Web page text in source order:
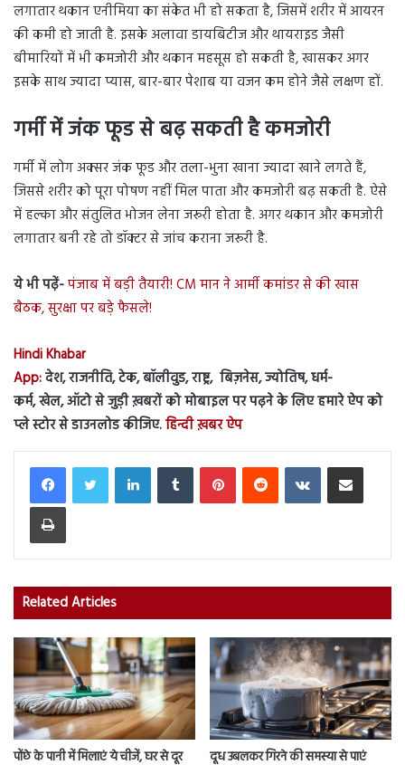
लगातार थकान एनीमिया का संकेत भी हो सकता है, जिसमें शरीर में आयरन
की कमी हो जाती है. इसके अलावा डायबिटीज और थायराइड जैसी
बीमारियों में भी कमजोरी और थकान महसूस हो सकती है, खासकर अगर
इसके साथ ज्यादा प्यास, बार-बार पेशाब या वजन कम होने जैसे लक्षण हों.
गर्मी में जंक फूड से बढ़ सकती है कमजोरी
गर्मी में लोग अक्सर जंक फूड और तला-भुना खाना ज्यादा खाने लगते हैं,
जिससे शरीर को पूरा पोषण नहीं मिल पाता और कमजोरी बढ़ सकती है. ऐसे
में हल्का और संतुलित भोजन लेना जरूरी होता है. अगर थकान और कमजोरी
लगातार बनी रहे तो डॉक्टर से जांच कराना जरूरी है.
ये भी पढ़ें-पंजाब में बड़ी तैयारी! CM मान ने आर्मी कमांडर से की खास
बैठक, सुरक्षा पर बड़े फैसले!
Hindi Khabar
App:देश, राजनीति, टेक, बॉलीवुड, राष्ट्र, बिज़नेस, ज्योतिष, धर्म-
कर्म, खेल, ऑटो से जुड़ी ख़बरों को मोबाइल पर पढ़ने के लिए हमारे ऐप को
प्ले स्टोर से डाउनलोड कीजिए.हिन्दी ख़बर ऐप
LinkedInTumblr PinterestReddit VKontakteShare via Email
Print
Related Articles
पोंछे के पानी में मिलाएं ये चीजें, घर से दूर
दूध उबलकर गिरने की समस्या से पाएं